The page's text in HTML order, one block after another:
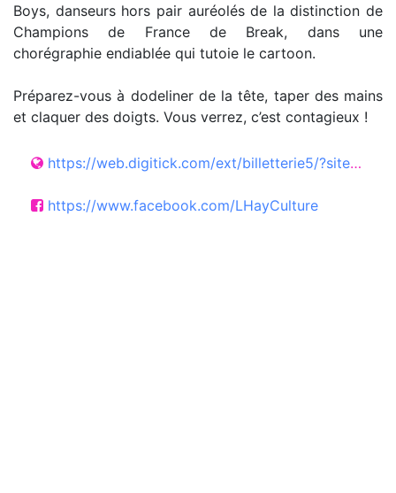
Boys, danseurs hors pair auréolés de la distinction de
Champions de France de Break, dans une
chorégraphie endiablée qui tutoie le cartoon.
Préparez-vous à dodeliner de la tête, taper des mains
et claquer des doigts. Vous verrez, c’est contagieux !
https://web.digitick.com/ext/billetterie5/?site=lhaylesrosesweb
https://www.facebook.com/LHayCulture